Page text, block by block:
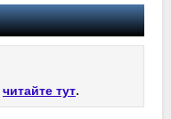
читайте тут.